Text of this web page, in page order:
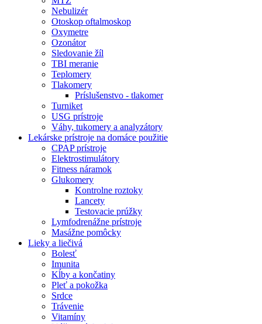
Nebulizér
Otoskop oftalmoskop
Oxymetre
Ozonátor
Sledovanie žíl
TBI meranie
Teplomery
Tlakomery
Príslušenstvo - tlakomer
Turniket
USG prístroje
Váhy, tukomery a analyzátory
Lekárske prístroje na domáce použitie
CPAP prístroje
Elektrostimulátory
Fitness náramok
Glukomery
Kontrolne roztoky
Lancety
Testovacie prúžky
Lymfodrenážne prístroje
Masážne pomôcky
Lieky a liečivá
Bolesť
Imunita
Kĺby a končatiny
Pleť a pokožka
Srdce
Trávenie
Vitamíny